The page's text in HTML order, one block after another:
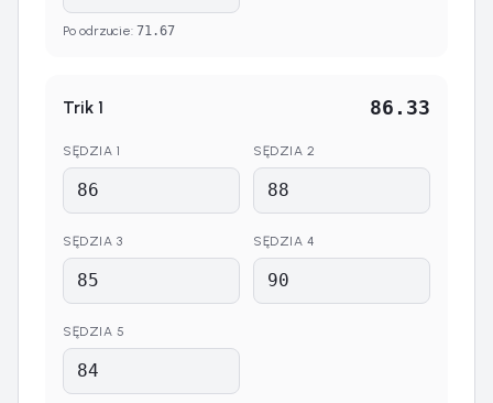
Po odrzucie: 71.67
Trik 1 86.33
SĘDZIA 1 SĘDZIA 2
SĘDZIA 3 SĘDZIA 4
SĘDZIA 5